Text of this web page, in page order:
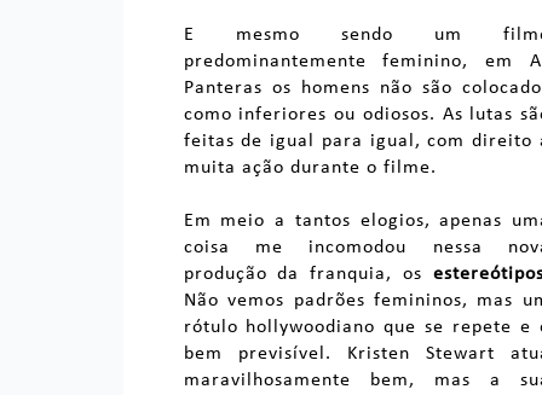
E mesmo sendo um
predominantemente feminino, em
Panteras os homens não são
como inferiores ou odiosos. As lutas
feitas de igual para igual, com direito
muita ação durante o filme.
Em meio a tantos elogios, apenas
coisa me incomodou nessa
produção da franquia, os
Não vemos padrões femininos, mas
rótulo hollywoodiano que se repete e
bem previsível. Kristen Stewart
maravilhosamente bem, mas a